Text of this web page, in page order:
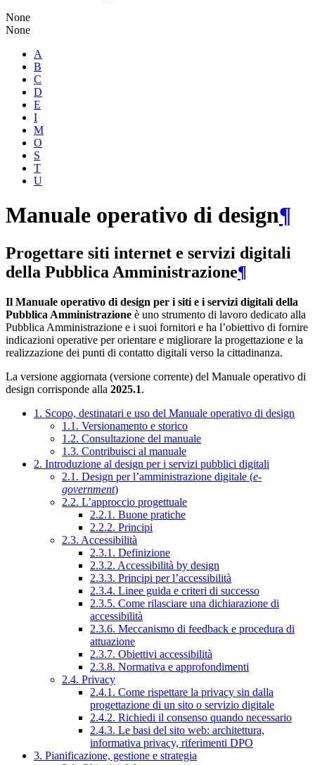
None
None
A
B
C
D
E
I
M
O
S
T
U
Manuale operativo di design¶
Progettare siti internet e servizi digitali
della Pubblica Amministrazione¶
Il Manuale operativo di design per i siti e i servizi digitali della
Pubblica Amministrazione è uno strumento di lavoro dedicato alla
Pubblica Amministrazione e i suoi fornitori e ha l’obiettivo di fornire
indicazioni operative per orientare e migliorare la progettazione e la
realizzazione dei punti di contatto digitali verso la cittadinanza.
La versione aggiornata (versione corrente) del Manuale operativo di
design corrisponde alla 2025.1.
1. Scopo, destinatari e uso del Manuale operativo di design
1.1. Versionamento e storico
1.2. Consultazione del manuale
1.3. Contribuisci al manuale
2. Introduzione al design per i servizi pubblici digitali
2.1. Design per l’amministrazione digitale (e-
government)
2.2. L’approccio progettuale
2.2.1. Buone pratiche
2.2.2. Principi
2.3. Accessibilità
2.3.1. Definizione
2.3.2. Accessibilità by design
2.3.3. Principi per l’accessibilità
2.3.4. Linee guida e criteri di successo
2.3.5. Come rilasciare una dichiarazione di
accessibilità
2.3.6. Meccanismo di feedback e procedura di
attuazione
2.3.7. Obiettivi accessibilità
2.3.8. Normativa e approfondimenti
2.4. Privacy
2.4.1. Come rispettare la privacy sin dalla
progettazione di un sito o servizio digitale
2.4.2. Richiedi il consenso quando necessario
2.4.3. Le basi del sito web: architettura,
informativa privacy, riferimenti DPO
3. Pianificazione, gestione e strategia